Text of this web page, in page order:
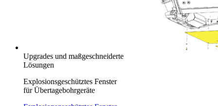
Upgrades und maßgeschneiderte
Lösungen
Explosionsgeschütztes Fenster
für Übertagebohrgeräte